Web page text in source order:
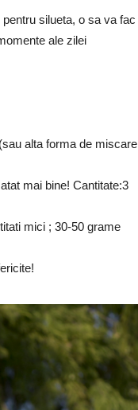
silueta, o sa va fac
ale zilei
alta forma de miscare
mai bine! Cantitate:3
mici ; 30-50 grame